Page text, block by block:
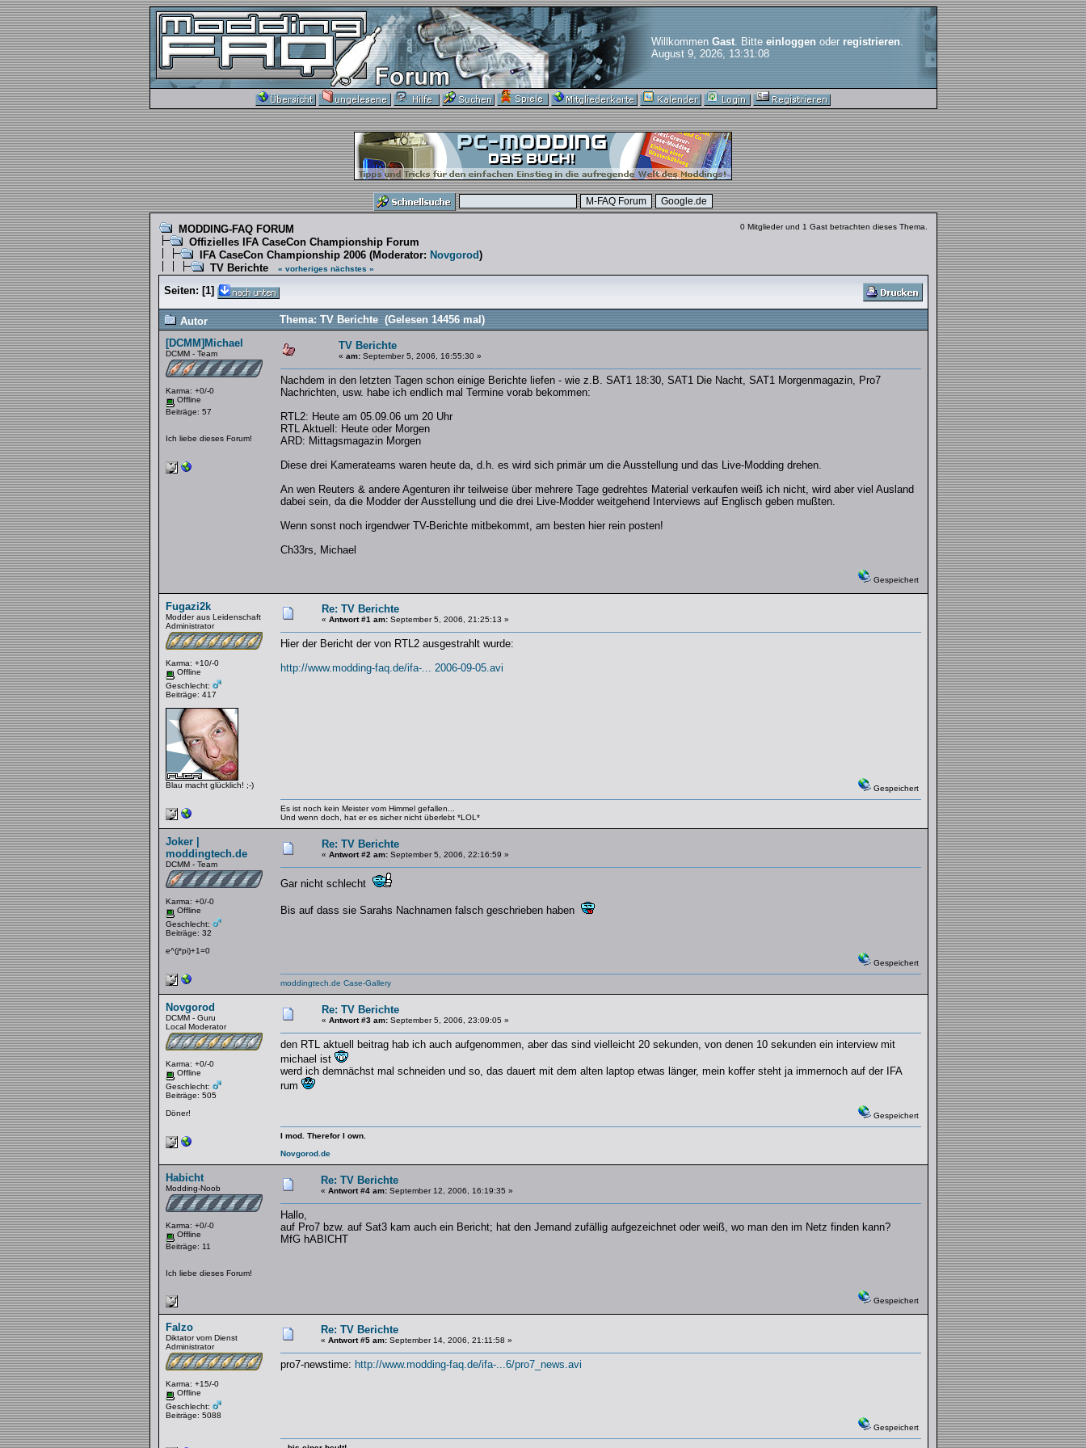
Willkommen Gast. Bitte einloggenoder registrieren.
August 9, 2026, 13:31:08
MODDING-FAQ FORUM
Offizielles IFA CaseCon Championship Forum
IFA CaseCon Championship 2006(Moderator: Novgorod)
TV Berichte
« vorheriges nächstes »
0 Mitglieder und 1 Gast betrachten dieses Thema.
Seiten: [1]
Autor
Thema: TV Berichte (Gelesen 14456 mal)
[DCMM]Michael
DCMM - Team
Karma: +0/-0
Offline
Beiträge: 57
Ich liebe dieses Forum!
TV Berichte
« am:September 5, 2006, 16:55:30 »
Nachdem in den letzten Tagen schon einige Berichte liefen - wie z.B. SAT1 18:30, SAT1 Die Nacht, SAT1 Morgenmagazin, Pro7
Nachrichten, usw. habe ich endlich mal Termine vorab bekommen:
RTL2: Heute am 05.09.06 um 20 Uhr
RTL Aktuell: Heute oder Morgen
ARD: Mittagsmagazin Morgen
Diese drei Kamerateams waren heute da, d.h. es wird sich primär um die Ausstellung und das Live-Modding drehen.
An wen Reuters & andere Agenturen ihr teilweise über mehrere Tage gedrehtes Material verkaufen weiß ich nicht, wird aber viel Ausland
dabei sein, da die Modder der Ausstellung und die drei Live-Modder weitgehend Interviews auf Englisch geben mußten.
Wenn sonst noch irgendwer TV-Berichte mitbekommt, am besten hier rein posten!
Ch33rs, Michael
Gespeichert
Fugazi2k
Modder aus Leidenschaft
Administrator
Karma: +10/-0
Offline
Geschlecht:
Beiträge: 417
Blau macht glücklich! ;-)
Re: TV Berichte
« Antwort #1 am:September 5, 2006, 21:25:13 »
Hier der Bericht der von RTL2 ausgestrahlt wurde:
http://www.modding-faq.de/ifa-... 2006-09-05.avi
Gespeichert
Es ist noch kein Meister vom Himmel gefallen...
Und wenn doch, hat er es sicher nicht überlebt *LOL*
Joker |
moddingtech.de
DCMM - Team
Karma: +0/-0
Offline
Geschlecht:
Beiträge: 32
e^(j*pi)+1=0
Re: TV Berichte
« Antwort #2 am:September 5, 2006, 22:16:59 »
Gar nicht schlecht
Bis auf dass sie Sarahs Nachnamen falsch geschrieben haben
Gespeichert
moddingtech.de Case-Gallery
Novgorod
DCMM - Guru
Local Moderator
Karma: +0/-0
Offline
Geschlecht:
Beiträge: 505
Döner!
Re: TV Berichte
« Antwort #3 am:September 5, 2006, 23:09:05 »
den RTL aktuell beitrag hab ich auch aufgenommen, aber das sind vielleicht 20 sekunden, von denen 10 sekunden ein interview mit
michael ist
werd ich demnächst mal schneiden und so, das dauert mit dem alten laptop etwas länger, mein koffer steht ja immernoch auf der IFA
rum
Gespeichert
I mod. Therefor I own.
Novgorod.de
Habicht
Modding-Noob
Karma: +0/-0
Offline
Beiträge: 11
Ich liebe dieses Forum!
Re: TV Berichte
« Antwort #4 am:September 12, 2006, 16:19:35 »
Hallo,
auf Pro7 bzw. auf Sat3 kam auch ein Bericht; hat den Jemand zufällig aufgezeichnet oder weiß, wo man den im Netz finden kann?
MfG hABICHT
Gespeichert
Falzo
Diktator vom Dienst
Administrator
Karma: +15/-0
Offline
Geschlecht:
Beiträge: 5088
Re: TV Berichte
« Antwort #5 am:September 14, 2006, 21:11:58 »
pro7-newstime: http://www.modding-faq.de/ifa-...6/pro7_news.avi
Gespeichert